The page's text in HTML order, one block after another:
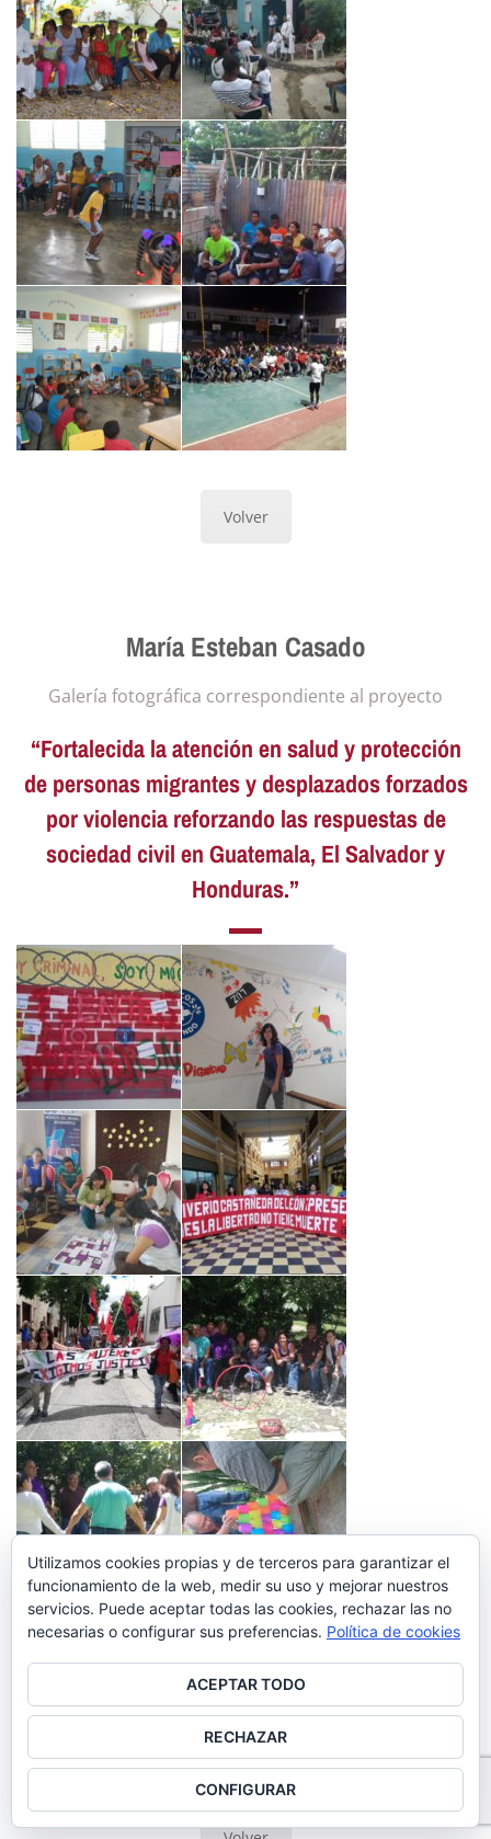
Volver
María Esteban Casado
Galería fotográfica correspondiente al proyecto
“Fortalecida la atención en salud y protección
de personas migrantes y desplazados forzados
por violencia reforzando las respuestas de
sociedad civil en Guatemala, El Salvador y
Honduras.”
Utilizamos cookies propias y de terceros para garantizar el
funcionamiento de la web, medir su uso y mejorar nuestros
servicios. Puede aceptar todas las cookies, rechazar las no
necesarias o configurar sus preferencias. Política de cookies
ACEPTAR TODO
RECHAZAR
CONFIGURAR